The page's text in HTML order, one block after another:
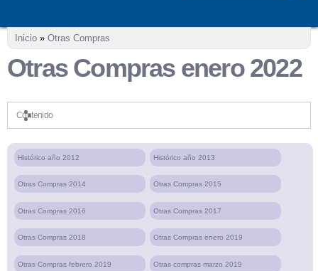
Se encuentra usted aquí
Inicio » Otras Compras
Otras Compras enero 2022
Contenido
Histórico año 2012 Histórico año 2013
Otras Compras 2014 Otras Compras 2015
Otras Compras 2016 Otras Compras 2017
Otras Compras 2018 Otras Compras enero 2019
Otras Compras febrero 2019 Otras compras marzo 2019